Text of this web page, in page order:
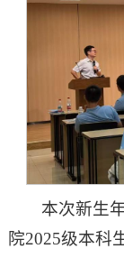
本次新生
院2025级本科